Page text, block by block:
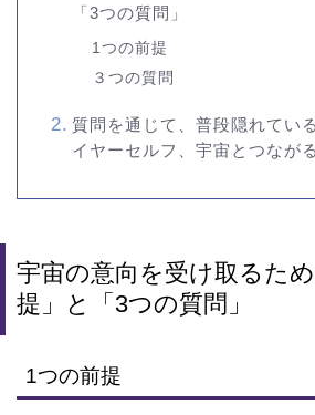
「3つの質問」
1つの前提
３つの質問
質問を通じて、普段隠れてい
イヤーセルフ、宇宙とつながる
宇宙の意向を受け取るた
提」と「3つの質問」
1つの前提